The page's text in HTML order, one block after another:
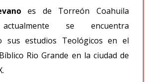
es de Torreón Coahuila
se encuentra
sus estudios Teológicos en el
Rio Grande en la ciudad de